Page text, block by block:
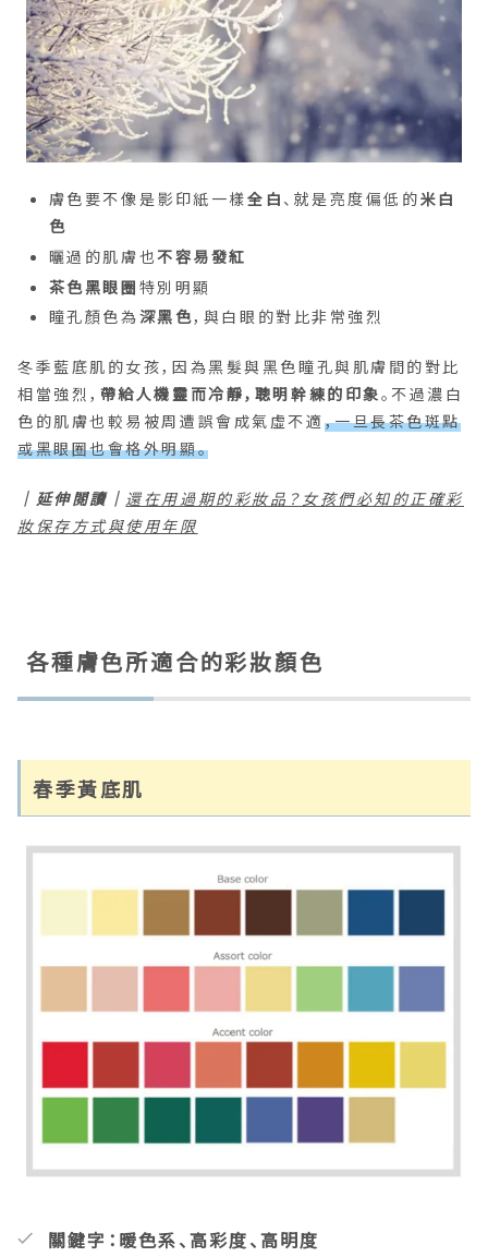
膚色要不像是影印紙一樣全白 、就是亮度偏低的米白
色
曬過的肌膚也不容易發紅
茶色黑眼圈 特別明顯
瞳孔顏色為深黑色，與白眼的對比非常強烈
冬季藍底肌的女孩，因為黑髮與黑色瞳孔與肌膚間的對比
相當強烈， 帶給人機靈而冷靜，聰明幹練的印象。不過濃白
色的肌膚也較易被周遭誤會成氣虛不適，一旦長茶色斑點
或黑眼圈也會格外明顯。
｜延伸閱讀｜ 還在用過期的彩妝品？女孩們必知的正確彩
妝保存方式與使用年限
各種膚色所適合的彩妝顏色
春季黃底肌
關鍵字：暖色系、高彩度、高明度